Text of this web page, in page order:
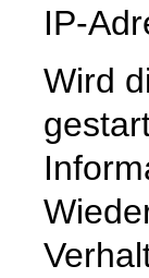
IP-
Wird